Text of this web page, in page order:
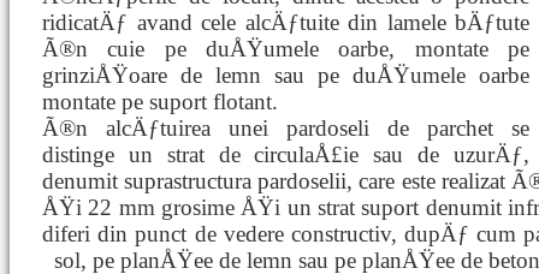
ridicatÄƒ avand cele alcÄƒtuite din lamele bÄƒtute
Ã®n cuie pe duÅŸumele oarbe, montate pe
grinziÅŸoare de lemn sau pe duÅŸumele oarbe
montate pe suport flotant.
Ã®n alcÄƒtuirea unei pardoseli de parchet se
distinge un strat de circulaÅ£ie sau de uzurÄƒ,
denumit suprastructura pardoselii, care este realizat
ÅŸi 22 mm grosime ÅŸi un strat suport denumit
diferi din punct de vedere constructiv, dupÄƒ cum
sol, pe planÅŸee de lemn sau pe planÅŸee de